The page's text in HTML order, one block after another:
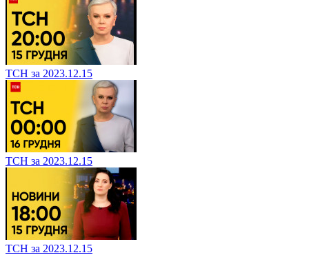
ТСН за 2023.12.15
ТСН за 2023.12.15
ТСН за 2023.12.15